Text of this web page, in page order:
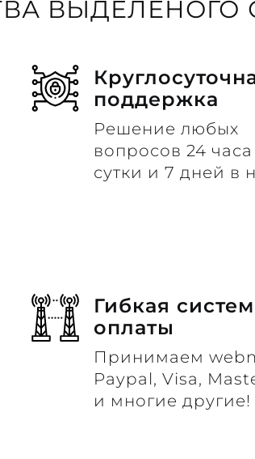
ВЫДЕЛЕНОГО
поддержка
Решение любых
вопросов 24 часа
сутки и 7 дней в
Гибкая
оплаты
Принимаем
Paypal, Visa,
и многие другие!